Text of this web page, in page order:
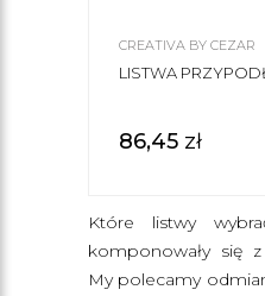
CREATIVA BY CEZAR
LISTWA
86,45 zł
Które listwy
komponowały się
My polecamy